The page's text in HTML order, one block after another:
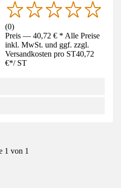
(0)
Preis — 40,72 € * Alle Preise
inkl. MwSt. und ggf. zzgl.
Versandkosten pro ST40,72
€*/ ST
1 von 1